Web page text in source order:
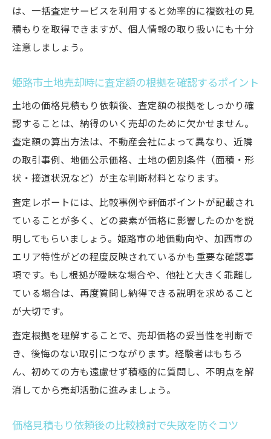
は、一括査定サービスを利用すると効率的に複数社の見
積もりを取得できますが、個人情報の取り扱いにも十分
注意しましょう。
姫路市土地売却時に査定額の根拠を確認するポイント
土地の価格見積もり依頼後、査定額の根拠をしっかり確
認することは、納得のいく売却のために欠かせません。
査定額の算出方法は、不動産会社によって異なり、近隣
の取引事例、地価公示価格、土地の個別条件（面積・形
状・接道状況など）が主な判断材料となります。
査定レポートには、比較事例や評価ポイントが記載され
ていることが多く、どの要素が価格に影響したのかを説
明してもらいましょう。姫路市の地価動向や、加西市の
エリア特性がどの程度反映されているかも重要な確認事
項です。もし根拠が曖昧な場合や、他社と大きく乖離し
ている場合は、再度質問し納得できる説明を求めること
が大切です。
査定根拠を理解することで、売却価格の妥当性を判断で
き、後悔のない取引につながります。経験者はもちろ
ん、初めての方も遠慮せず積極的に質問し、不明点を解
消してから売却活動に進みましょう。
価格見積もり依頼後の比較検討で失敗を防ぐコツ